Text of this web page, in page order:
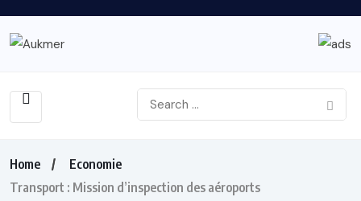
Home
Economie
Transport : Mission d’inspection des aéroports